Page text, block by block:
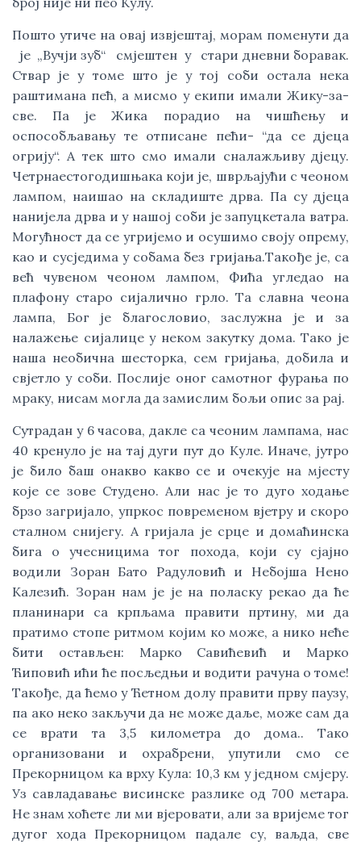
Пошто утиче на овај извјештај, морам поменути да
је „Вучји зуб“ смјештен у стари дневни боравак.
Ствар је у томе што је у тој соби остала нека
раштимана пећ, а мисмо у екипи имали Жику-за-
све. Па је Жика порадио на чишћењу и
оспособљавању те отписане пећи- “да се дјеца
огрију“. А тек што смо имали сналажљиву дјецу.
Четрнаестогодишњака који је, шврљајући с чеоном
лампом, наишао на складиште дрва. Па су дјеца
нанијела дрва и у нашој соби је запуцкетала ватра.
Могућност да се угријемо и осушимо своју опрему,
као и сусједима у собама без гријања.Такође је, са
већ чувеном чеоном лампом, Фића угледао на
плафону старо сијалично грло. Та славна чеона
лампа, Бог је благословио, заслужна је и за
налажење сијалице у неком закутку дома. Тако је
наша необична шесторка, сем гријања, добила и
свјетло у соби. Послије оног самотног фурања по
мраку, нисам могла да замислим бољи опис за рај.
Сутрадан у 6 часова, дакле са чеоним лампама, нас
40 кренуло је на тај дуги пут до Куле. Иначе, јутро
је било баш онакво какво се и очекује на мјесту
које се зове Студено. Али нас је то дуго ходање
брзо загријало, упркос повременом вјетру и скоро
сталном снијегу. А гријала је срце и домаћинска
бига о учесницима тог похода, који су сјајно
водили Зоран Бато Радуловић и Небојша Нено
Калезић. Зоран нам је је на поласку рекао да ће
планинари са крпљама правити пртину, ми да
пратимо стопе ритмом којим ко може, а нико неће
бити остављен: Марко Савићевић и Марко
Ћиповић ићи ће посљедњи и водити рачуна о томе!
Такође, да ћемо у Ћетном долу правити прву паузу,
па ако неко закључи да не може даље, може сам да
се врати та 3,5 километра до дома.. Тако
организовани и охрабрени, упутили смо се
Прекорницом ка врху Кула: 10,3 км у једном смјеру.
Уз савладавање висинске разлике од 700 метара.
Не знам хоћете ли ми вјеровати, али за вријеме тог
дугог хода Прекорницом падале су, ваљда, све